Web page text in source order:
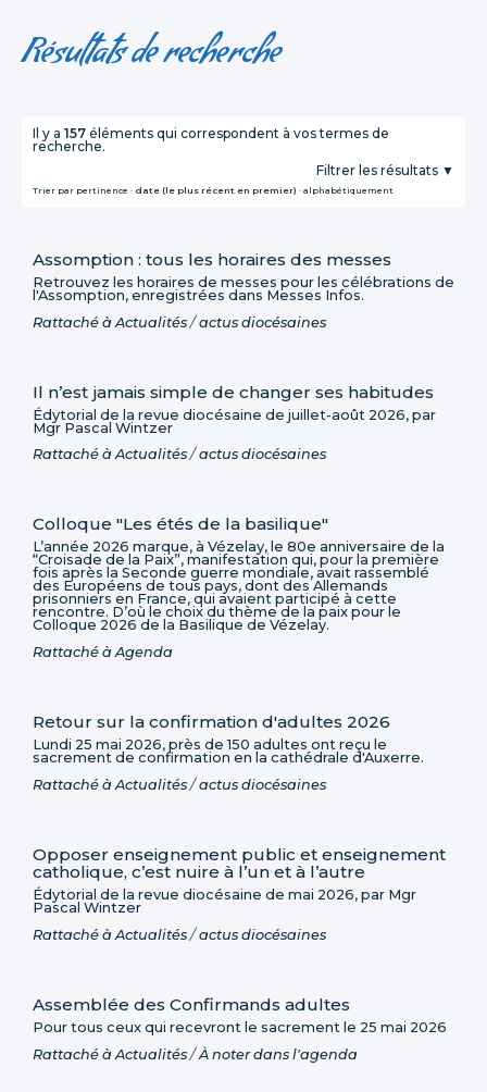
Résultats de recherche
Il y a 157 éléments qui correspondent à vos termes de
recherche.
Filtrer les résultats
Trier par pertinence · date (le plus récent en premier) · alphabétiquement
Assomption : tous les horaires des messes
Retrouvez les horaires de messes pour les célébrations de
l'Assomption, enregistrées dans Messes Infos.
Rattaché à Actualités /actus diocésaines
Il n’est jamais simple de changer ses habitudes
Édytorial de la revue diocésaine de juillet-août 2026, par
Mgr Pascal Wintzer
Rattaché à Actualités /actus diocésaines
Colloque "Les étés de la basilique"
L’année 2026 marque, à Vézelay, le 80e anniversaire de la
“Croisade de la Paix”, manifestation qui, pour la première
fois après la Seconde guerre mondiale, avait rassemblé
des Européens de tous pays, dont des Allemands
prisonniers en France, qui avaient participé à cette
rencontre. D’où le choix du thème de la paix pour le
Colloque 2026 de la Basilique de Vézelay.
Rattaché à Agenda
Retour sur la confirmation d'adultes 2026
Lundi 25 mai 2026, près de 150 adultes ont reçu le
sacrement de confirmation en la cathédrale d'Auxerre.
Rattaché à Actualités /actus diocésaines
Opposer enseignement public et enseignement
catholique, c’est nuire à l’un et à l’autre
Édytorial de la revue diocésaine de mai 2026, par Mgr
Pascal Wintzer
Rattaché à Actualités /actus diocésaines
Assemblée des Confirmands adultes
Pour tous ceux qui recevront le sacrement le 25 mai 2026
Rattaché à Actualités /À noter dans l'agenda